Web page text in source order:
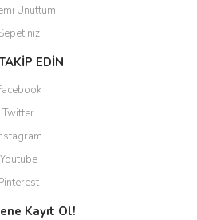
Unuttum
EDİN
Twitter
Youtube
Kayıt Ol!